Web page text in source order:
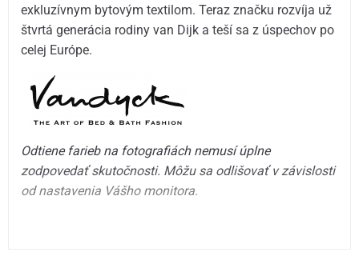
exkluzívnym bytovým textilom. Teraz značku rozvíja už
štvrtá generácia rodiny van Dijk a teší sa z úspechov po
celej Európe.
Odtiene farieb na fotografiách nemusí úplne
zodpovedať skutočnosti. Môžu sa odlišovať v závislosti
od nastavenia Vášho monitora.